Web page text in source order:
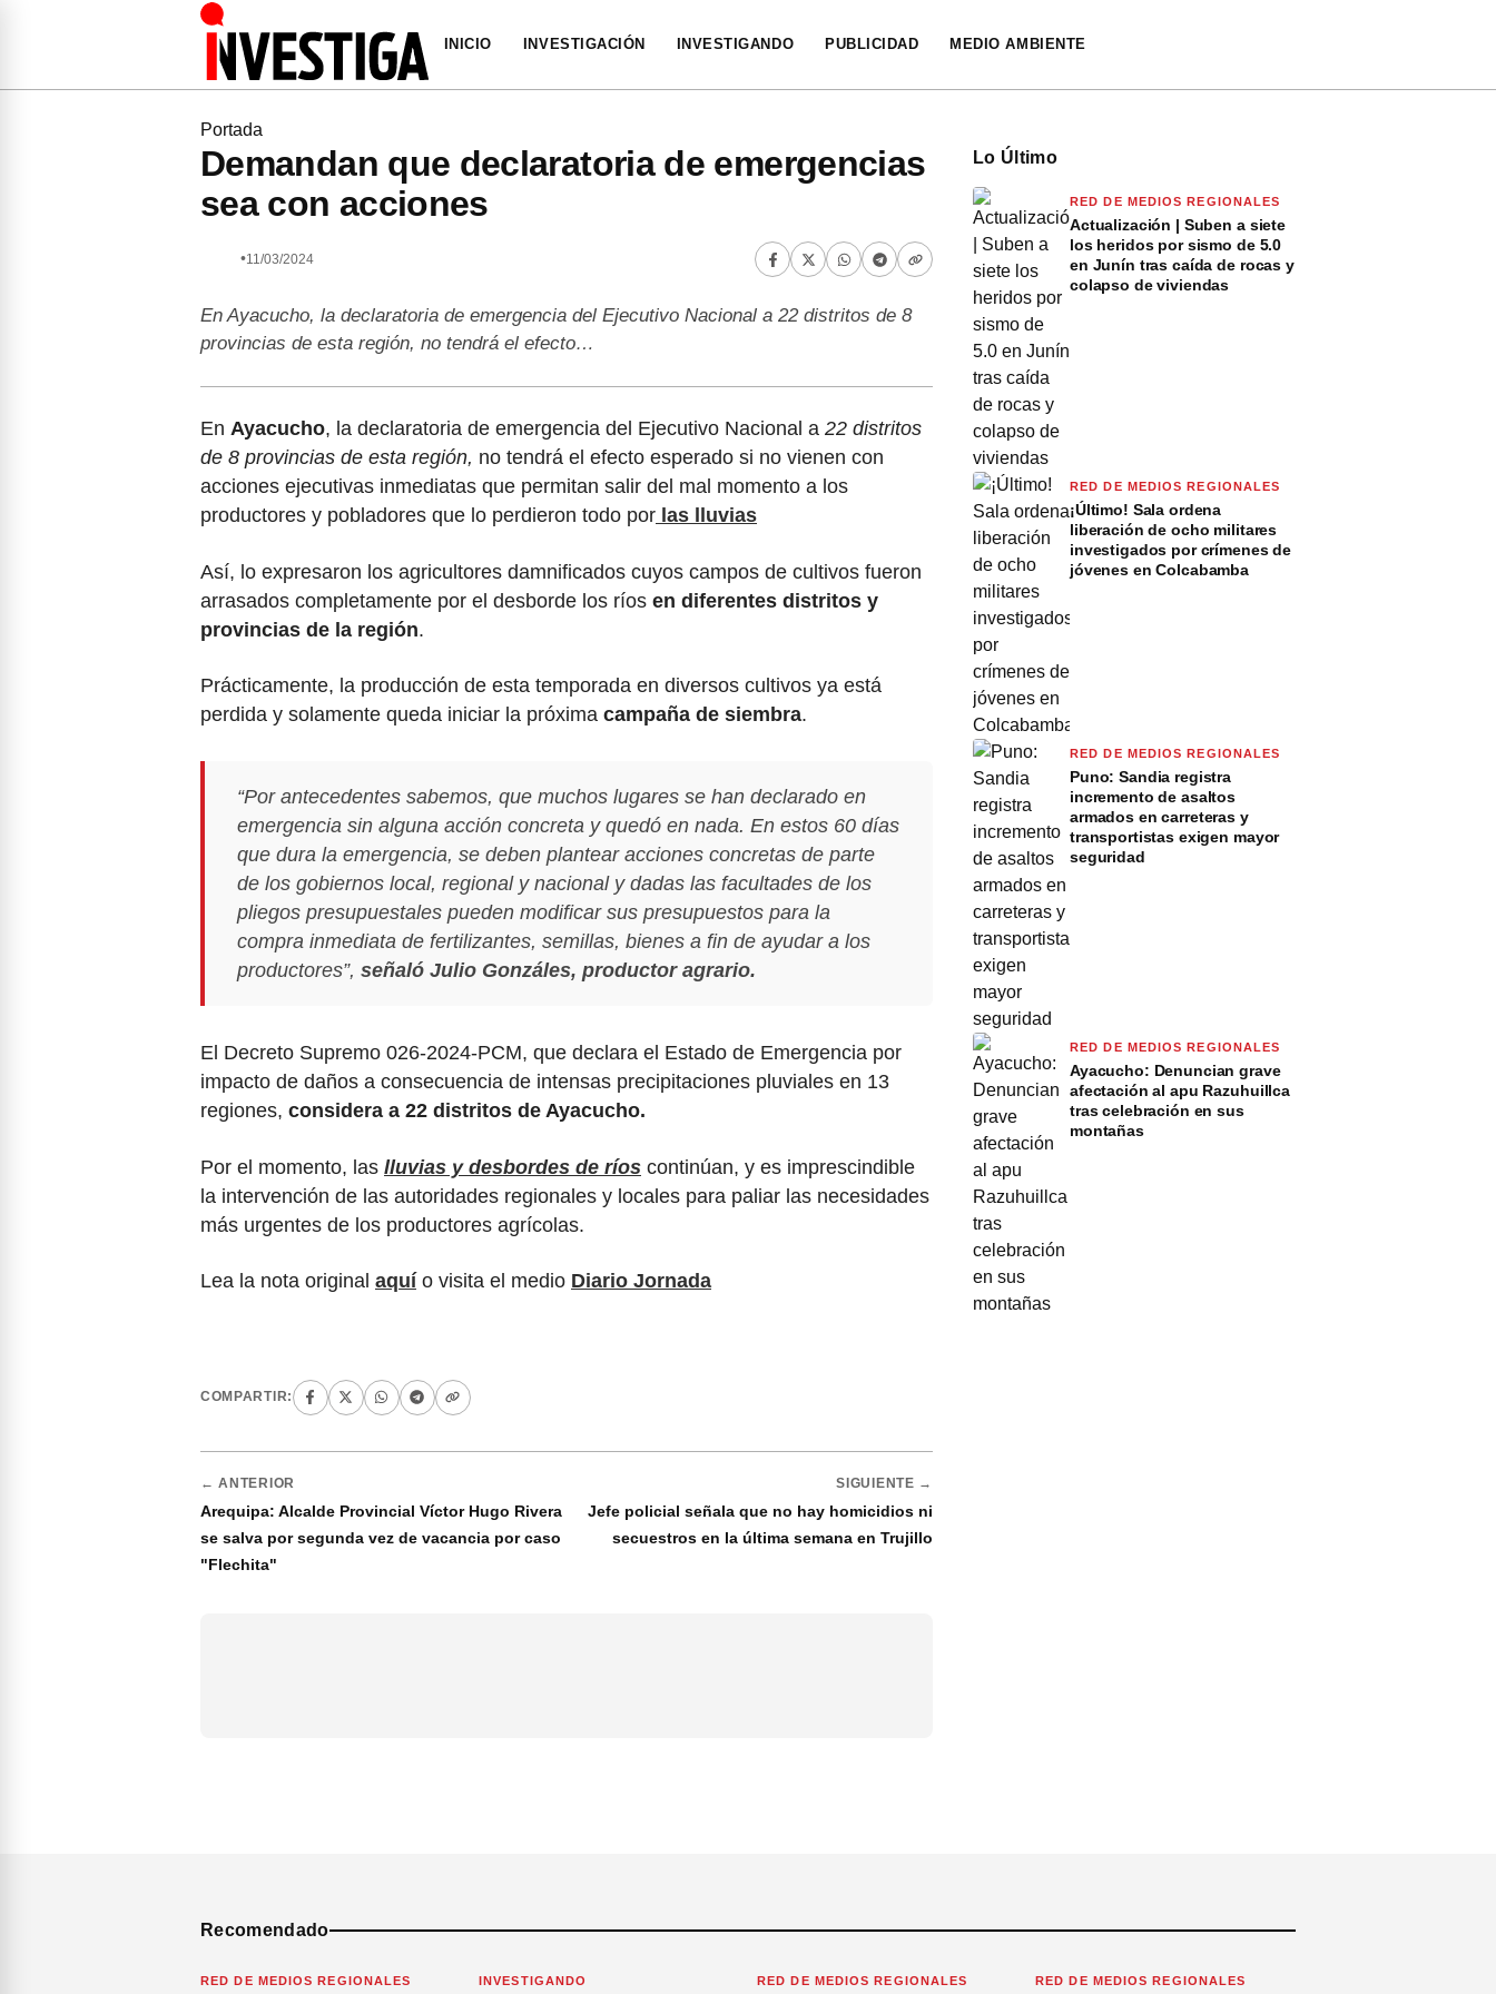
INICIO INVESTIGACIÓN INVESTIGANDO PUBLICIDAD MEDIO AMBIENTE
Portada
Demandan que declaratoria de emergencias
sea con acciones
•11/03/2024
En Ayacucho, la declaratoria de emergencia del Ejecutivo Nacional a 22 distritos de 8
provincias de esta región, no tendrá el efecto…
En Ayacucho, la declaratoria de emergencia del Ejecutivo Nacional a 22 distritos
de 8 provincias de esta región, no tendrá el efecto esperado si no vienen con
acciones ejecutivas inmediatas que permitan salir del mal momento a los
productores y pobladores que lo perdieron todo por las lluvias
Así, lo expresaron los agricultores damnificados cuyos campos de cultivos fueron
arrasados completamente por el desborde los ríos en diferentes distritos y
provincias de la región.
Prácticamente, la producción de esta temporada en diversos cultivos ya está
perdida y solamente queda iniciar la próxima campaña de siembra.
“Por antecedentes sabemos, que muchos lugares se han declarado en
emergencia sin alguna acción concreta y quedó en nada. En estos 60 días
que dura la emergencia, se deben plantear acciones concretas de parte
de los gobiernos local, regional y nacional y dadas las facultades de los
pliegos presupuestales pueden modificar sus presupuestos para la
compra inmediata de fertilizantes, semillas, bienes a fin de ayudar a los
productores”, señaló Julio Gonzáles, productor agrario.
El Decreto Supremo 026-2024-PCM, que declara el Estado de Emergencia por
impacto de daños a consecuencia de intensas precipitaciones pluviales en 13
regiones, considera a 22 distritos de Ayacucho.
Por el momento, las lluvias y desbordes de ríos continúan, y es imprescindible
la intervención de las autoridades regionales y locales para paliar las necesidades
más urgentes de los productores agrícolas.
Lea la nota original aquí o visita el medio Diario Jornada
COMPARTIR:
← ANTERIOR
Arequipa: Alcalde Provincial Víctor Hugo Rivera
se salva por segunda vez de vacancia por caso
"Flechita"
SIGUIENTE →
Jefe policial señala que no hay homicidios ni
secuestros en la última semana en Trujillo
Lo Último
RED DE MEDIOS REGIONALES
Actualización | Suben a siete
los heridos por sismo de 5.0
en Junín tras caída de rocas y
colapso de viviendas
RED DE MEDIOS REGIONALES
¡Último! Sala ordena
liberación de ocho militares
investigados por crímenes de
jóvenes en Colcabamba
RED DE MEDIOS REGIONALES
Puno: Sandia registra
incremento de asaltos
armados en carreteras y
transportistas exigen mayor
seguridad
RED DE MEDIOS REGIONALES
Ayacucho: Denuncian grave
afectación al apu Razuhuillca
tras celebración en sus
montañas
Recomendado
RED DE MEDIOS REGIONALES INVESTIGANDO RED DE MEDIOS REGIONALES RED DE MEDIOS REGIONALES